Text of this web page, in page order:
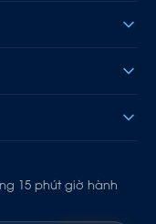
15 phút giờ hành